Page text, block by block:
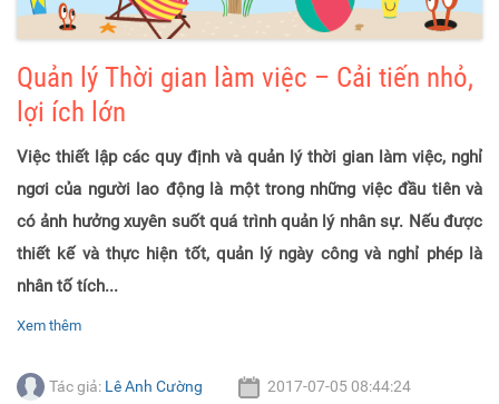
Quản lý Thời gian làm việc – Cải tiến nhỏ,
lợi ích lớn
Việc thiết lập các quy định và quản lý thời gian làm việc, nghỉ
ngơi của người lao động là một trong những việc đầu tiên và
có ảnh hưởng xuyên suốt quá trình quản lý nhân sự. Nếu được
thiết kế và thực hiện tốt, quản lý ngày công và nghỉ phép là
nhân tố tích...
Xem thêm
Tác giả: Lê Anh Cường 2017-07-05 08:44:24